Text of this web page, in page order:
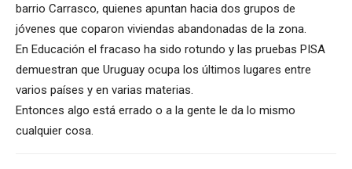
barrio Carrasco, quienes apuntan hacia dos grupos de
jóvenes que coparon viviendas abandonadas de la zona.
En Educación el fracaso ha sido rotundo y las pruebas PISA
demuestran que Uruguay ocupa los últimos lugares entre
varios países y en varias materias.
Entonces algo está errado o a la gente le da lo mismo
cualquier cosa.